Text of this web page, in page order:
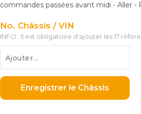
commandes passées avant midi - Aller -
No. Châssis / VIN
INFO : Il est obligatoire d'ajouter les 17
Enregistrer le Châssis